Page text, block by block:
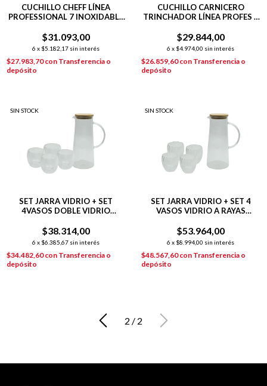
CUCHILLO CHEFF LÍNEA
PROFESSIONAL 7 INOXIDABLE
$31.093,00
6 x $5.182,17 sin interés
$27.983,70con Transferencia o
depósito
CUCHILLO CARNICERO
TRINCHADOR LÍNEA PROFES +
$29.844,00
6 x $4.974,00 sin interés
$26.859,60con Transferencia o
depósito
SIN STOCK
SET JARRA VIDRIO + SET
4VASOS DOBLE VIDRIO
$38.314,00
6 x $6.385,67 sin interés
$34.482,60con Transferencia o
depósito
SIN STOCK
SET JARRA VIDRIO + SET 4
VASOS VIDRIO A RAYAS
TRANSPARENTE
$53.964,00
6 x $8.994,00 sin interés
$48.567,60con Transferencia o
depósito
2 / 2